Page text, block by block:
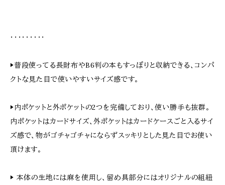
・・・・・・・・・
▶︎普段使ってる長財布やB6判の本もすっぽりと収納できる、コンパ
クトな見た目で使いやすいサイズ感です。
▶︎内ポケットと外ポケットの2つを完備しており、使い勝手も抜群。
内ポケットはカードサイズ、外ポケットはカードケースごと入るサイ
ズ感で、物がゴチャゴチャにならずスッキリとした見た目でお使い
頂けます。
▶︎ 本体の生地には麻を使用し、留め具部分にはオリジナルの組紐